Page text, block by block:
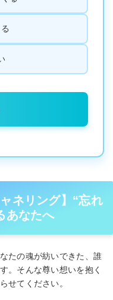
ネリング】“忘れ
あなたへ
たの魂が紡いできた、誰
。そんな尊い想いを抱く
せてください。